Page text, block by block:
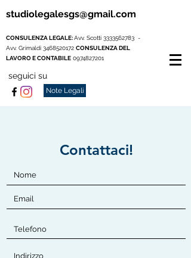
studiolegalesgs@gmail.com
CONSULENZA LEGALE:Avv. Scotti 3333562783 -
Avv. Grimaldi 3468520172 CONSULENZA DEL
LAVORO E CONTABILE 0974827201
seguici su
Note Legali
Contattaci!